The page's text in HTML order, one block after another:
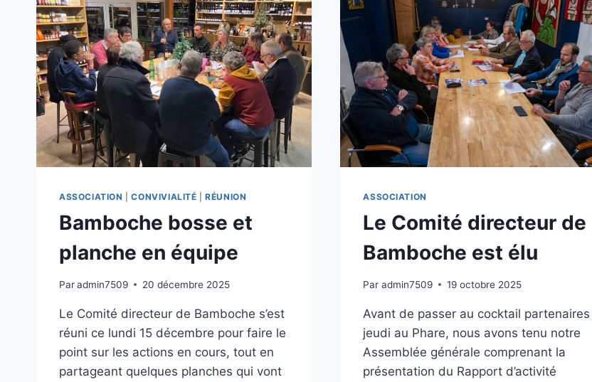
100%
FÉMININ,
POUR
DES
BÉNÉVOLES
IMPLIQUÉES
DANS
SPORT
ASSOCIATION |CONVIVIALITÉ |RÉUNION
Bamboche bosse et
planche en équipe
Paradmin7509 20 décembre 2025
Le Comité directeur de Bamboche s’est
réuni ce lundi 15 décembre pour faire le
point sur les actions en cours, tout en
partageant quelques planches qui vont
ASSOCIATION
Le Comité directeur de
Bamboche est élu
Par admin7509 19 octobre 2025
Avant de passer au cocktail partenaires
jeudi au Phare, nous avons tenu notre
Assemblée générale comprenant la
présentation du Rapport d’activité